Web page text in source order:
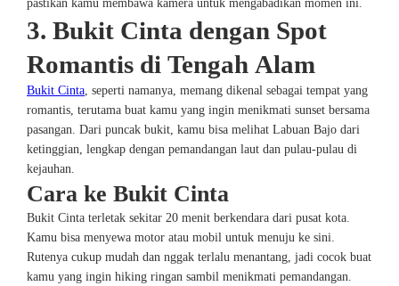
pastikan kamu membawa kamera untuk mengabadikan momen ini.
3. Bukit Cinta dengan Spot
Romantis di Tengah Alam
Bukit Cinta, seperti namanya, memang dikenal sebagai tempat yang
romantis, terutama buat kamu yang ingin menikmati sunset bersama
pasangan. Dari puncak bukit, kamu bisa melihat Labuan Bajo dari
ketinggian, lengkap dengan pemandangan laut dan pulau-pulau di
kejauhan.
Cara ke Bukit Cinta
Bukit Cinta terletak sekitar 20 menit berkendara dari pusat kota.
Kamu bisa menyewa motor atau mobil untuk menuju ke sini.
Rutenya cukup mudah dan nggak terlalu menantang, jadi cocok buat
kamu yang ingin hiking ringan sambil menikmati pemandangan.